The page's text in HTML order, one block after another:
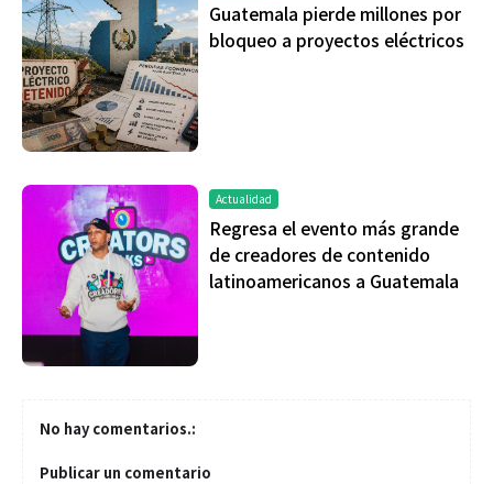
Guatemala pierde millones por
bloqueo a proyectos eléctricos
Actualidad
Regresa el evento más grande
de creadores de contenido
latinoamericanos a Guatemala
No hay comentarios.:
Publicar un comentario